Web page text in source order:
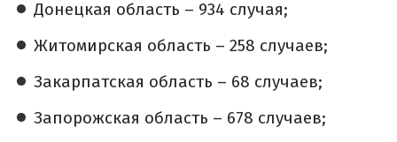
Донецкая область – 934 случая;
Житомирская область – 258 случаев;
Закарпатская область – 68 случаев;
Запорожская область – 678 случаев;